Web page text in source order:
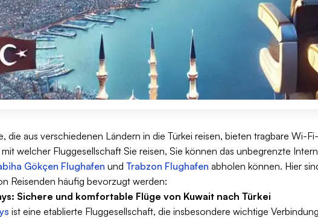
die aus verschiedenen Ländern in die Türkei reisen, bieten tragbare Wi-
welcher Fluggesellschaft Sie reisen, Sie können das unbegrenzte
Gökçen Flughafen und Trabzon Flughafen abholen können. Hier
Reisenden häufig bevorzugt werden:
Sichere und komfortable Flüge von Kuwait nach Türkei
ist eine etablierte Fluggesellschaft, die insbesondere wichtige